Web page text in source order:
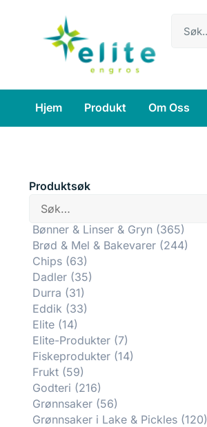
Hjem Produkt Om Oss
Produktsøk
Bønner & Linser & Gryn (365)
Brød & Mel & Bakevarer (244)
Chips (63)
Dadler (35)
Durra (31)
Eddik (33)
Elite (14)
Elite-Produkter (7)
Fiskeprodukter (14)
Frukt (59)
Godteri (216)
Grønnsaker (56)
Grønnsaker i Lake & Pickles (120)